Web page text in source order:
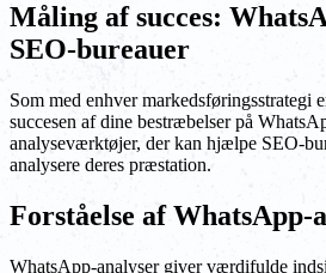
Måling af succes:
SEO-bureauer
Som med enhver markedsføringsstrategi
succesen af dine bestræbelser på
analyseværktøjer, der kan hjælpe SEO-
analysere deres præstation.
Forståelse af WhatsApp-
WhatsApp-analyser giver værdifulde